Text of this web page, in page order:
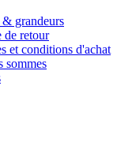
& grandeurs
de retour
et conditions d'achat
sommes